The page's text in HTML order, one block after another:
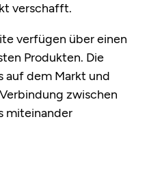
verschafft.
verfügen über einen
Produkten. Die
auf dem Markt und
zwischen
miteinander